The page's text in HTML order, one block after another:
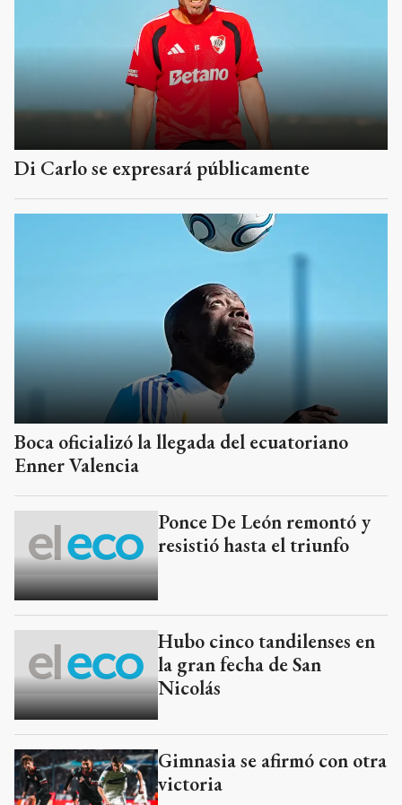
Di Carlo se expresará públicamente
Boca oficializó la llegada del ecuatoriano
Enner Valencia
Ponce De León remontó y
resistió hasta el triunfo
Hubo cinco tandilenses en
la gran fecha de San
Nicolás
Gimnasia se afirmó con otra
victoria